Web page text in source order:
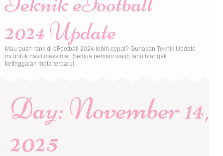
2024 Update
Mau push rank di eFootball 2024 lebih cepat? Gunakan Teknik Update
ini untuk hasil maksimal. Semua pemain wajib tahu biar gak
ketinggalan meta terbaru!
Day: November 14,
2025